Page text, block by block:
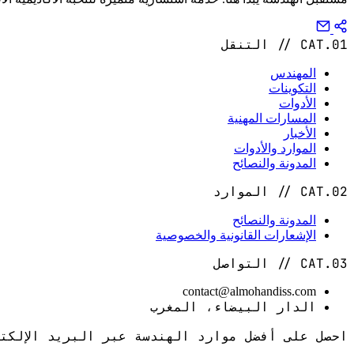
CAT.01 // التنقل
المهندس
التكوينات
الأدوات
المسارات المهنية
الأخبار
الموارد والأدوات
المدونة والنصائح
CAT.02 // الموارد
المدونة والنصائح
الإشعارات القانونية والخصوصية
CAT.03 // التواصل
contact@almohandiss.com
الدار البيضاء، المغرب
احصل على أفضل موارد الهندسة عبر البريد